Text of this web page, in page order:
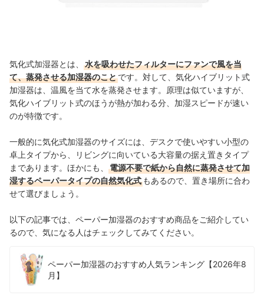
気化式加湿器とは、
水を吸わせたフィルターにファンで風を当
て、蒸発させる加湿器のことです。対して、気化ハイブリット式
加湿器は、温風を当て水を蒸発させます。原理は似ていますが、
気化ハイブリット式のほうが熱が加わる分、加湿スピードが速い
のが特徴です。
一般的に気化式加湿器のサイズには、デスクで使いやすい小型の
卓上タイプから、リビングに向いている大容量の据え置きタイプ
まであります。ほかにも、
電源不要で紙から自然に蒸発させて加
湿するペーパータイプの自然気化式 もあるので、置き場所に合わ
せて選びましょう。
以下の記事では、ペーパー加湿器のおすすめ商品をご紹介してい
るので、気になる人はチェックしてみてください。
ペーパー加湿器のおすすめ人気ランキング【2026年8
月】